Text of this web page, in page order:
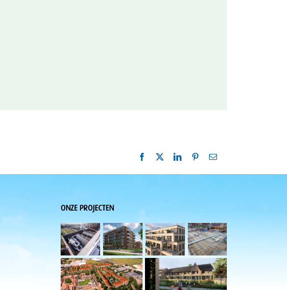
Facebook LinkedInPinterest
E-
ONZE PROJECTEN